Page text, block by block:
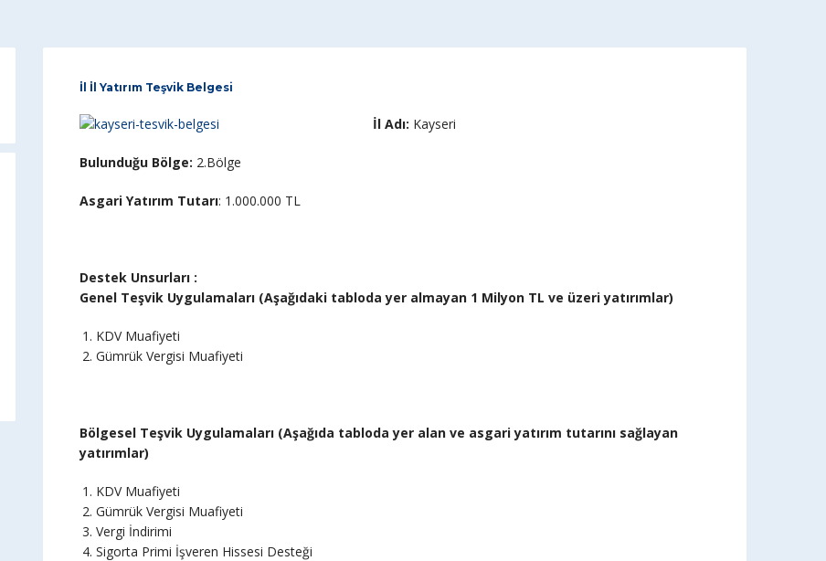
İl İl Yatırım Teşvik Belgesi
İl Adı: Kayseri
Bulunduğu Bölge: 2.Bölge
Asgari Yatırım Tutarı: 1.000.000 TL
Destek Unsurları :
Genel Teşvik Uygulamaları (Aşağıdaki tabloda yer almayan 1 Milyon TL ve üzeri yatırımlar)
KDV Muafiyeti
Gümrük Vergisi Muafiyeti
Bölgesel Teşvik Uygulamaları (Aşağıda tabloda yer alan ve asgari yatırım tutarını sağlayan
yatırımlar)
KDV Muafiyeti
Gümrük Vergisi Muafiyeti
Vergi İndirimi
Sigorta Primi İşveren Hissesi Desteği